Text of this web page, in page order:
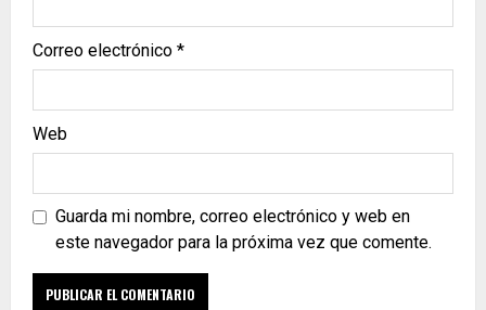
Correo electrónico *
Web
Guarda mi nombre, correo electrónico y web en
este navegador para la próxima vez que comente.